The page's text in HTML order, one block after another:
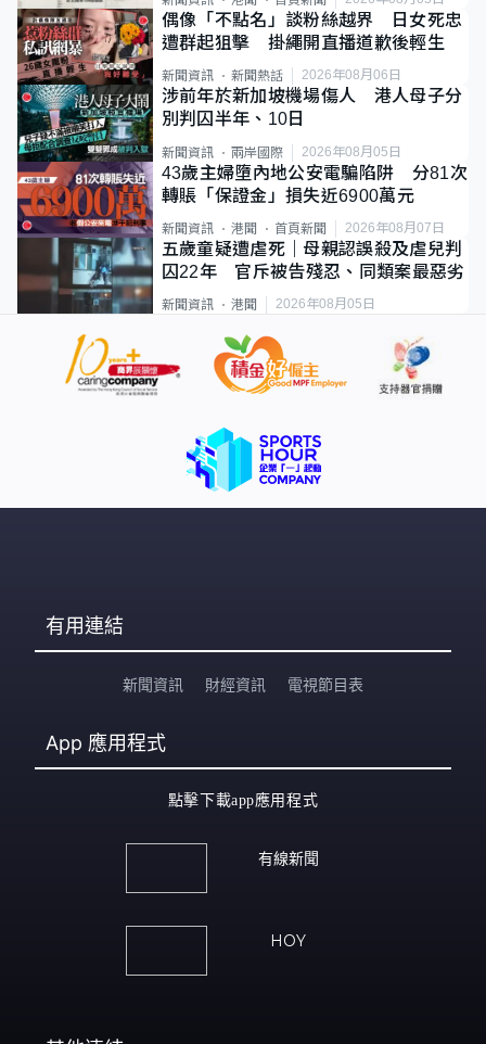
偶像「不點名」談粉絲越界 日女死忠
遭群起狙擊 掛繩開直播道歉後輕生
新聞資訊 新聞熱話 2026年08月06日
涉前年於新加坡機場傷人 港人母子分
別判囚半年、10日
新聞資訊 兩岸國際 2026年08月05日
43歲主婦墮內地公安電騙陷阱 分81次
轉賬「保證金」損失近6900萬元
新聞資訊 港聞 首頁新聞 2026年08月07日
五歲童疑遭虐死｜母親認誤殺及虐兒判
囚22年 官斥被告殘忍、同類案最惡劣
新聞資訊 港聞 2026年08月05日
有用連結
新聞資訊 財經資訊 電視節目表
App 應用程式
點擊下載app應用程式
有線新聞
HOY